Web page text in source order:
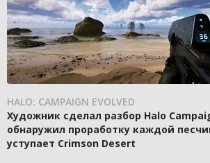
HALO: CAMPAIGN EVOLVED
Художник сделал разбор Halo
обнаружил проработку каждой
уступает Crimson Desert